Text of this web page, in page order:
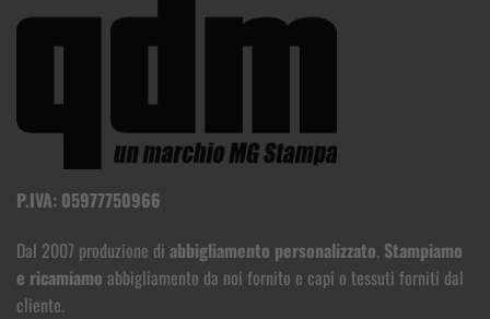
P.IVA: 05977750966
Dal 2007 produzione di abbigliamento personalizzato. Stampiamo
e ricamiamo abbigliamento da noi fornito e capi o tessuti forniti dal
cliente.